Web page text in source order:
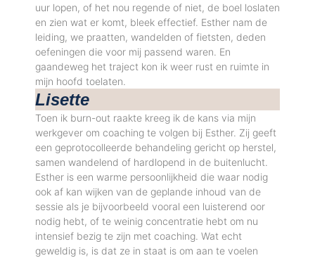
uur lopen, of het nou regende of niet, de boel loslaten
en zien wat er komt, bleek effectief. Esther nam de
leiding, we praatten, wandelden of fietsten, deden
oefeningen die voor mij passend waren. En
gaandeweg het traject kon ik weer rust en ruimte in
mijn hoofd toelaten.
Lisette
Toen ik burn-out raakte kreeg ik de kans via mijn
werkgever om coaching te volgen bij Esther. Zij geeft
een geprotocolleerde behandeling gericht op herstel,
samen wandelend of hardlopend in de buitenlucht.
Esther is een warme persoonlijkheid die waar nodig
ook af kan wijken van de geplande inhoud van de
sessie als je bijvoorbeeld vooral een luisterend oor
nodig hebt, of te weinig concentratie hebt om nu
intensief bezig te zijn met coaching. Wat echt
geweldig is, is dat ze in staat is om aan te voelen